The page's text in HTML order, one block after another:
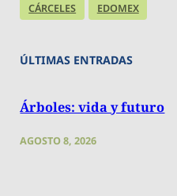
CÁRCELES EDOMEX
ÚLTIMAS ENTRADAS
Árboles: vida y futuro
AGOSTO 8, 2026